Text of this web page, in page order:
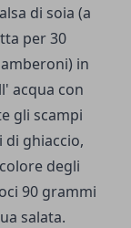
di soia (a
per 30
in
acqua con
gli scampi
ghiaccio,
degli
90 grammi
salata.